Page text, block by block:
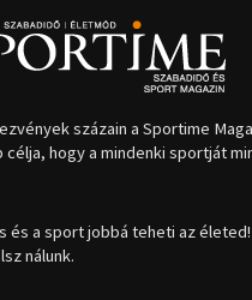
százain a Sportime
hogy a mindenki sportját
és a sport jobbá teheti az
nálunk.